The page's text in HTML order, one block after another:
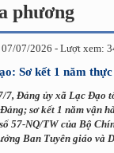
phương
07/2026 - Lượt xem:
Sơ kết 1 năm
7, Đảng ủy xã Lạc Đạo
sơ kết 1 năm vận
57-NQ/TW của Bộ
Ban Tuyên giáo và